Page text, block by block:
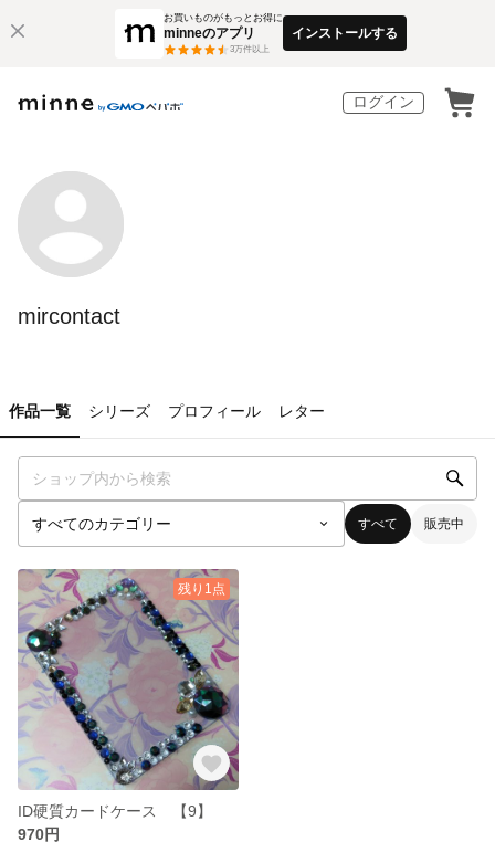
お買いものがもっとお得に
minneのアプリ
3万件以上
インストールする
ログイン
mircontact
作品一覧 シリーズ プロフィール レター
すべて 販売中
残り1点
ID硬質カードケース 【9】
970円